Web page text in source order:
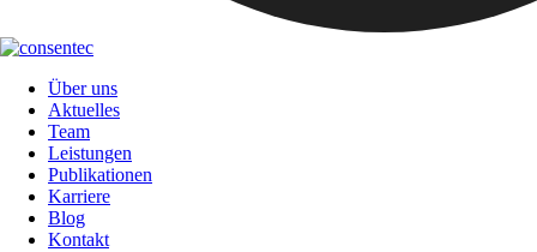
Über uns
Aktuelles
Team
Leistungen
Publikationen
Karriere
Blog
Kontakt